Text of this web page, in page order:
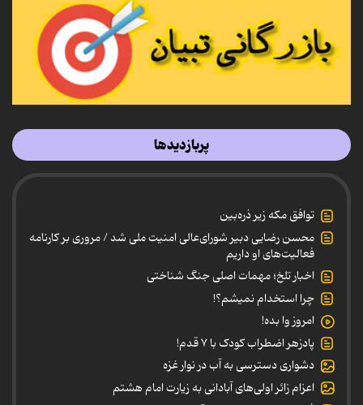
پربازدیدها
توافق مکه زیر ذره‌بین
محسن رضایی دبیر شورای‌عالی امنیت ملی شد / مروری بر کارنامه
فعالیت‌های او داریم
اخبار تلخ؛ مهمات اصلی جنگ شناختی
چرا استخدام نمیشم؟!
امروز وا بده!
پادزهر اضطراب کودک با ۷ قدم!
دشواری دسترسی به آب در نوار غزه
اعزام زائر اولی‌های آبادانی به زیارت امام هشتم